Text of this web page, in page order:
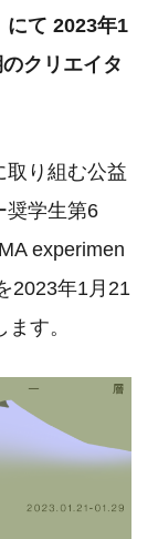
にて 2023年1
クリエイタ
取り組む公益
奨学生第6
experimen
2023年1月21
す。